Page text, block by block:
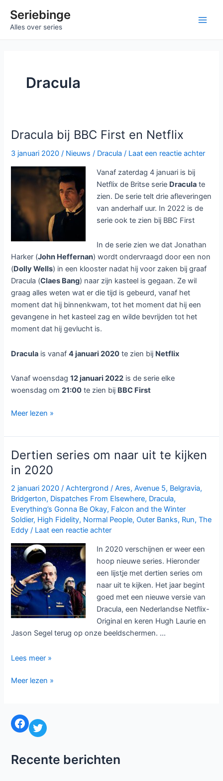
naarSeriebinge
Alles over series
Dracula
Dracula bij BBC First en Netflix
3 januari 2020/ Nieuws / Dracula / Laat een reactie achter
Vanaf zaterdag 4 januari is bij
Netflix de Britse serie Dracula te
zien. De serie telt drie afleveringen
van anderhalf uur. In 2022 is de
serie ook te zien bij BBC First
In de serie zien we dat Jonathan
Harker (John Heffernan) wordt ondervraagd door een non
(Dolly Wells) in een klooster nadat hij voor zaken bij graaf
Dracula (Claes Bang) naar zijn kasteel is gegaan. Ze wil
graag alles weten wat er die tijd is gebeurd, vanaf het
moment dat hij binnenkwam, tot het moment dat hij een
gevangene in het kasteel zag en wilde bevrijden tot het
moment dat hij gevlucht is.
Dracula is vanaf4 januari 2020 te zien bij Netflix
Vanaf woensdag12 januari 2022 is de serie elke
woensdag om21:00 te zien bij BBC First
Dracula
BBC
First
en
Netflix
Meer lezen »
Dertien series om naar uit te kijken
in 2020
2 januari 2020/Achtergrond /Ares,Avenue 5, Belgravia,
Bridgerton, Dispatches From Elsewhere, Dracula,
Everything’s Gonna Be Okay, Falcon and the Winter
Soldier, High Fidelity, Normal People,Outer Banks, Run,The
Eddy / Laat een reactie achter
In 2020 verschijnen er weer een
hoop nieuwe series. Hieronder
een lijstje met dertien series om
naar uit te kijken. Het jaar begint
goed met een nieuwe versie van
Dracula, een Nederlandse Netflix-
Original en keren Hugh Laurie en
Jason Segel terug op onze beeldschermen. …
Dertien
om
te
kijken
2020
Lees meer »
Dertien
naar
uit
in
Meer lezen »
Facebook Twitter
Recente berichten